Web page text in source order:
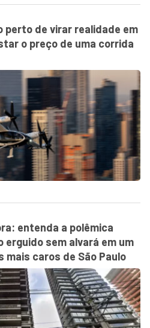
perto de virar realidade em
o preço de uma corrida
entenda a polêmica
erguido sem alvará em um
caros de São Paulo